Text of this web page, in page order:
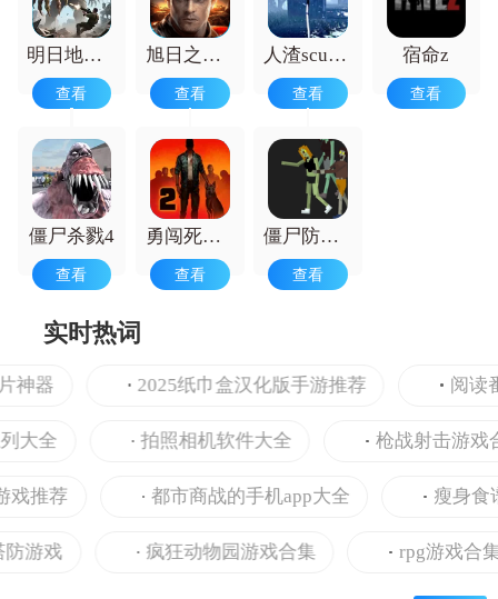
要在这样的环境里生存。
明日地平线正版
查看
旭日之城手机版
查看
人渣scum生存
查看
宿命z
查看
僵尸杀戮4
查看
勇闯死人谷2
查看
僵尸防御战
查看
实时热词
2025纸巾盒汉化版手游推荐 阅读番
全 拍照相机软件大全 枪战射击游戏合集
荐 都市商战的手机app大全 瘦身食谱的
戏 疯狂动物园游戏合集 rpg游戏合集